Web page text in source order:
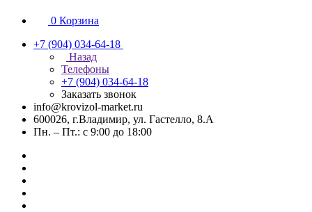
0 Корзина
+7 (904) 034-64-18
Назад
Телефоны
+7 (904) 034-64-18
Заказать звонок
info@krovizol-market.ru
600026, г.Владимир, ул. Гастелло, 8.А
Пн. – Пт.: с 9:00 до 18:00